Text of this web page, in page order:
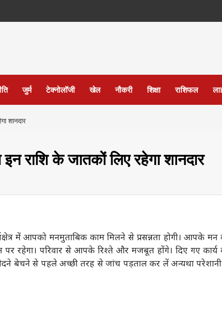
जुर्म टेक्नोलॉजी खेल नौकरी शिक्षा राशिफल
शानदार
राशि के जातकों लिए रहेगा शानदार
में आपको मनमुताबिक काम मिलने से प्रसन्नता होगी। आपके मन
रहेगा। परिवार से आपके रिश्ते और मजबूत होंगे। दिए गए कार्य
बेचने से पहले अच्छी तरह से जांच पड़ताल कर लें अन्यथा